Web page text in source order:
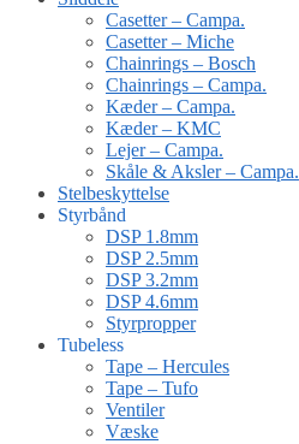
Casetter – Campa.
Casetter – Miche
Chainrings – Bosch
Chainrings – Campa.
Kæder – Campa.
Kæder – KMC
Lejer – Campa.
Skåle & Aksler – Campa.
Stelbeskyttelse
Styrbånd
DSP 1.8mm
DSP 2.5mm
DSP 3.2mm
DSP 4.6mm
Styrpropper
Tubeless
Tape – Hercules
Tape – Tufo
Ventiler
Væske